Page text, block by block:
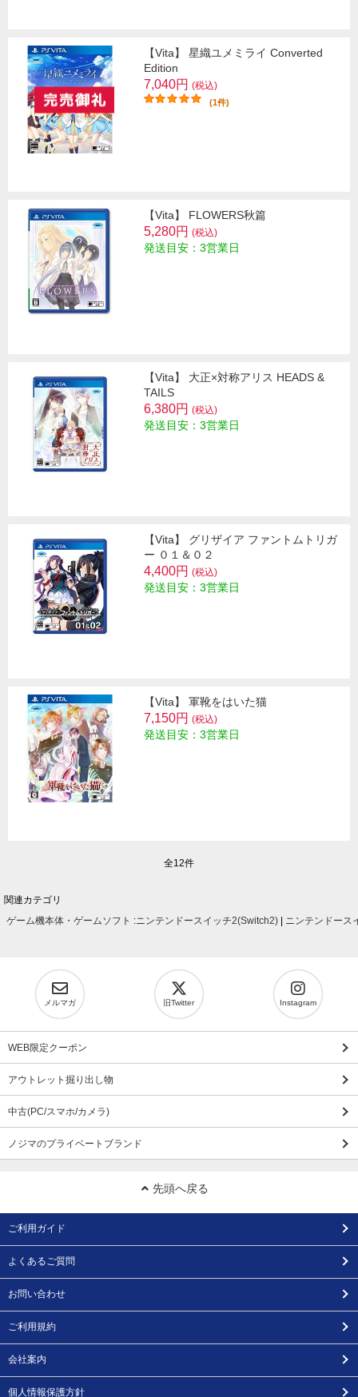
【Vita】 星織ユメミライ Converted
Edition
7,040円 (税込)
(1件)
【Vita】 FLOWERS秋篇
5,280円 (税込)
発送目安：3営業日
【Vita】 大正×対称アリス HEADS &
TAILS
6,380円 (税込)
発送目安：3営業日
【Vita】 グリザイア ファントムトリガ
ー ０１＆０２
4,400円 (税込)
発送目安：3営業日
【Vita】 軍靴をはいた猫
7,150円 (税込)
発送目安：3営業日
全12件
関連カテゴリ
ゲーム機本体・ゲームソフト :ニンテンドースイッチ2(Switch2) ニンテンドース
メルマガ 旧Twitter Instagram
WEB限定クーポン
アウトレット掘り出し物
中古(PC/スマホ/カメラ)
ノジマのプライベートブランド
先頭へ戻る
ご利用ガイド
よくあるご質問
お問い合わせ
ご利用規約
会社案内
個人情報保護方針